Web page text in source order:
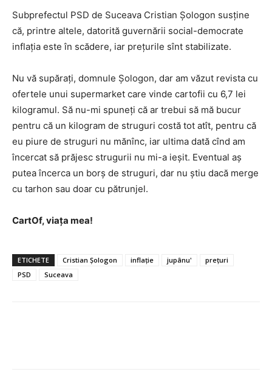
Subprefectul PSD de Suceava Cristian Șologon susține
că, printre altele, datorită guvernării social-democrate
inflația este în scădere, iar prețurile sînt stabilizate.
Nu vă supărați, domnule Șologon, dar am văzut revista cu
ofertele unui supermarket care vinde cartofii cu 6,7 lei
kilogramul. Să nu-mi spuneți că ar trebui să mă bucur
pentru că un kilogram de struguri costă tot atît, pentru că
eu piure de struguri nu mănînc, iar ultima dată cînd am
încercat să prăjesc strugurii nu mi-a ieșit. Eventual aș
putea încerca un borș de struguri, dar nu știu dacă merge
cu tarhon sau doar cu pătrunjel.
CartOf, viața mea!
ETICHETE Cristian Șologon inflație jupânu'
prețuri
PSD
Suceava